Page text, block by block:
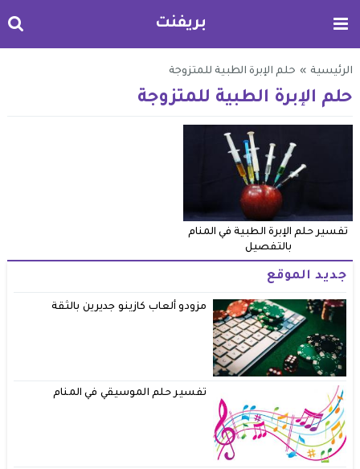
بريفنت
الرئيسية » حلم الإبرة الطبية للمتزوجة
حلم الإبرة الطبية للمتزوجة
تفسير حلم الإبرة الطبية في المنام
بالتفصيل
جديد الموقع
مزودو ألعاب كازينو جديرين بالثقة
تفسير حلم الموسيقي في المنام